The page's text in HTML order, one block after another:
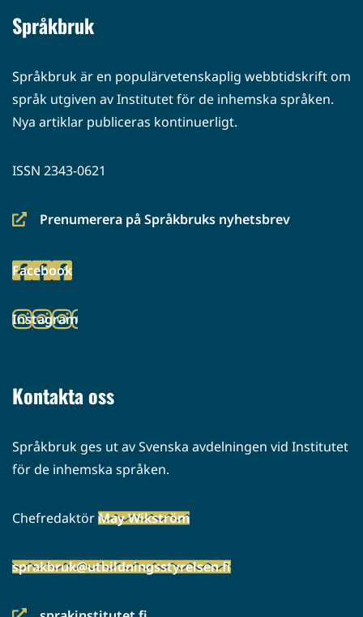
Språkbruk
Språkbruk är en populärvetenskaplig webbtidskrift om
språk utgiven av Institutet för de inhemska språken.
Nya artiklar publiceras kontinuerligt.
ISSN 2343-0621
Prenumerera på Språkbruks nyhetsbrev
(siirryt
palveluun)
Facebook
(siirryt
palveluun)
Instagram
(siirryt
Kontakta oss
Språkbruk ges ut av Svenska avdelningen vid Institutet
för de inhemska språken.
ChefredaktörMay Wikström
sprakbruk@utbildningsstyrelsen.fi